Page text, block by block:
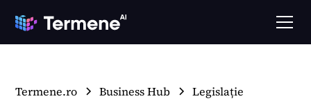
Termene.ro Business Hub Legislație